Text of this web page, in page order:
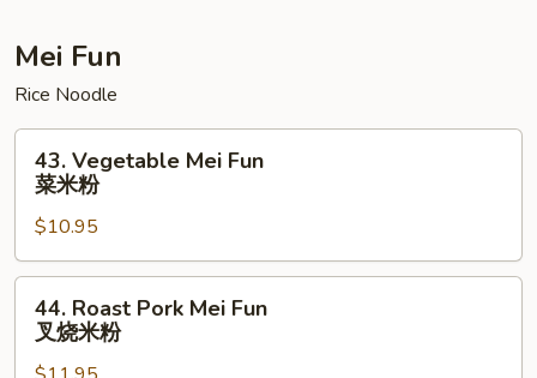
楼
捞
面
Mei Fun
Rice Noodle
43.
Vegetable
Mei
Fun
菜
米
43. Vegetable Mei Fun
菜米粉
$10.95
44.
Roast
Pork
44. Roast Pork Mei Fun
叉烧米粉